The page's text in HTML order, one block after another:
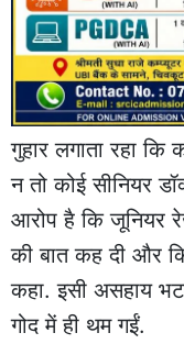
गुहार लगाता रहा
न तो कोई सीनियर
आरोप है कि जूनियर
की बात कह दी और
कहा. इसी असहाय
गोद में ही थम गईं.